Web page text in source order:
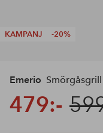
KAMPANJ -20%
Emerio Smörgåsgrill
479:-